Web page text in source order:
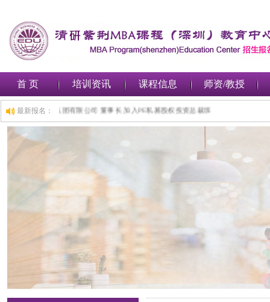
首 页 培训资讯 课程信息 师资/教授
最新报名：
时前,深圳***金融集团有限公司 董事长 加入PE私募股权投资总裁班